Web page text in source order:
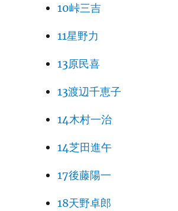
10峠三吉
11星野力
13原民喜
13渡辺千恵子
14木村一治
14芝田進午
17後藤陽一
18天野卓郎